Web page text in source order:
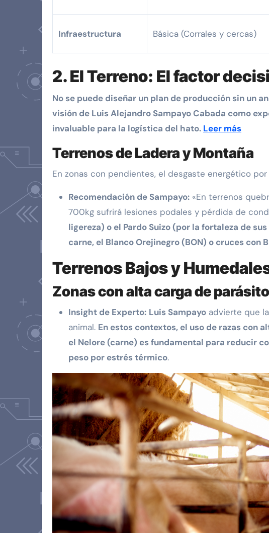
Infraestructura Básica (Corrales y cercas)
2. El Terreno: El factor
No se puede diseñar un plan de producción sin un
visión de Luis Alejandro Sampayo Cabada como
invaluable para la logística del hato. Leer más
Terrenos de Ladera y Montaña
En zonas con pendientes, el desgaste energético
Recomendación de Sampayo: «En terrenos
700kg sufrirá lesiones podales y pérdida de
ligereza) o el Pardo Suizo (por la fortaleza de
carne, el Blanco Orejinegro (BON) o cruces con
Terrenos Bajos y
Zonas con alta carga de
Insight de Experto: Luis Sampayo advierte que
animal. En estos contextos, el uso de razas con
el Nelore (carne) es fundamental para reducir
peso por estrés térmico.